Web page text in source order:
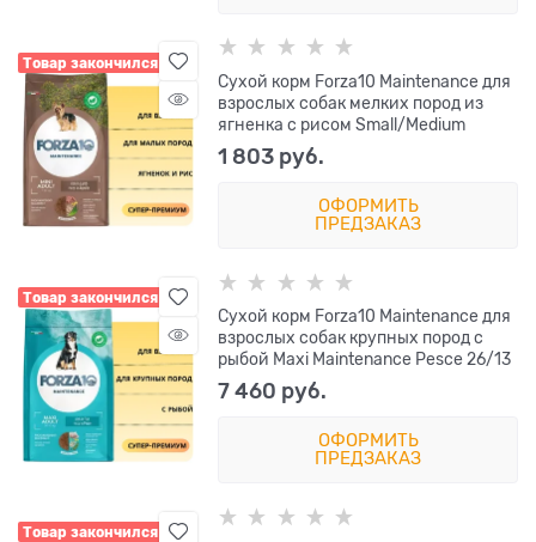
Товар закончился
Сухой корм Forza10 Maintenance для
взрослых собак мелких пород из
ягненка с рисом Small/Medium
1 803 руб.
ОФОРМИТЬ
ПРЕДЗАКАЗ
Товар закончился
Сухой корм Forza10 Maintenance для
взрослых собак крупных пород с
рыбой Maxi Maintenance Pesce 26/13
7 460 руб.
ОФОРМИТЬ
ПРЕДЗАКАЗ
Товар закончился